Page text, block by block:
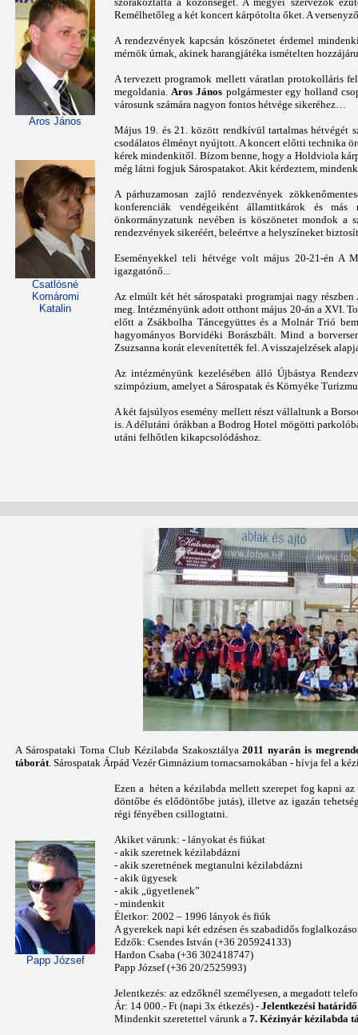
Aros János
Csatlósné
Komáromi
Katalin
Remélhetőleg a két koncert kárpótolta őket. A
A rendezvények kapcsán köszönetet érdemel
mérnök úrnak, akinek harangjátéka ismételten
A tervezett programok mellett váratlan protokolláris
megoldania. Aros János polgármester egy holland
városunk számára nagyon fontos hétvége sikeréhez…
Május 19. és 21. között rendkívül tartalmas hétvégét
csodálatos élményt nyújtott. A koncert előtti technika
kérek mindenkitől. Bízom benne, hogy a Holdviola
még látni fogjuk Sárospatakot. Akit kérdeztem,
A párhuzamosan zajló rendezvények
konferenciák vendégeiként államtitkárok és
önkormányzatunk nevében is köszönetet mondok a
rendezvények sikeréért, beleértve a helyszíneket
Eseményekkel teli hétvége volt május 20-21-én A
igazgatónő...
Az elmúlt két hét sárospataki programjai nagy részben
meg. Intézményünk adott otthont május 20-án a XVI.
előtt a Zsákbolha Táncegyüttes és a Molnár Trió
hagyományos Borvidéki Borászbált. Mind a
Zsuzsanna korát elevenítették fel. A visszajelzések
Az intézményünk kezelésében álló Újbástya
szimpózium, amelyet a Sárospatak és Környéke
A két fajsúlyos esemény mellett részt vállaltunk a
is. A délutáni órákban a Bodrog Hotel mögötti
utáni felhőtlen kikapcsolódáshoz.
A Sárospataki Torna Club Kézilabda Szakosztálya2011 nyarán is
táborát . Sárospatak Árpád Vezér Gimnázium tornacsarnokában - hívja fel a
Papp József
Ezen a héten a kézilabda mellett szerepet fog kapni
döntőbe és elődöntőbe jutás), illetve az igazán
régi fényében csillogtatni.
Akiket várunk: - lányokat és fiúkat
- akik szeretnek kézilabdázni
- akik szeretnének megtanulni kézilabdázni
- akik ügyesek
- akik „ügyetlenek”
- mindenkit
Életkor: 2002 – 1996 lányok és fiúk
A gyerekek napi két edzésen és szabadidős
Edzők: Csendes István (+36 205924133)
Hardon Csaba (+36 302418747)
Papp József (+36 20/2525993)
Jelentkezés: az edzőknél személyesen, a megadott
Ár: 14 000.- Ft (napi 3x étkezés) - Jelentkezési
Mindenkit szeretettel várunk a 7. Kézinyár kézilabda